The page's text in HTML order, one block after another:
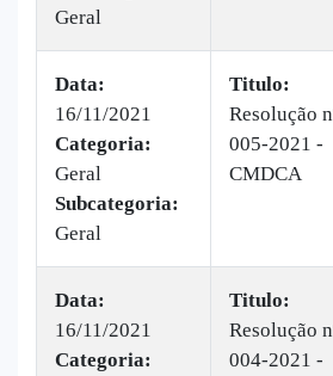
Geral
Data:
16/11/2021
Categoria:
Geral
Subcategoria:
Geral
Titulo:
Resolução
005-2021 -
CMDCA
Data:
16/11/2021
Categoria:
Titulo:
Resolução
004-2021 -